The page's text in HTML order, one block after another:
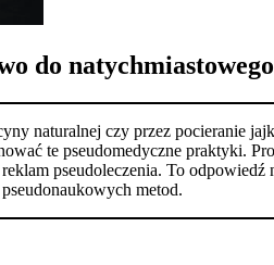
do
naturalnej czy przez pocieranie
te pseudomedyczne praktyki.
pseudoleczenia. To
metod.